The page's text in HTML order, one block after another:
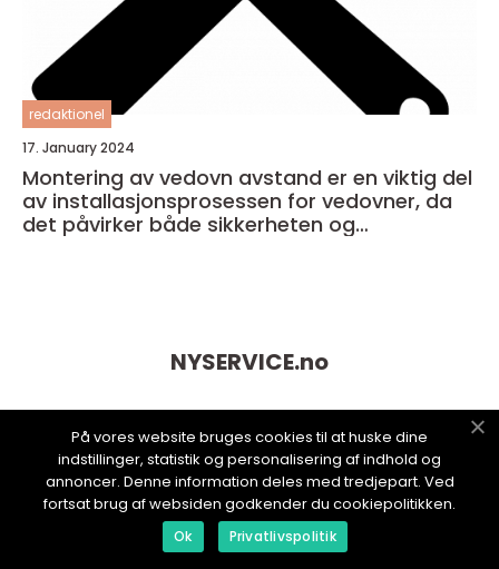
redaktionel
17. January 2024
Montering av vedovn avstand er en viktig del
av installasjonsprosessen for vedovner, da
det påvirker både sikkerheten og
NYSERVICE.no
På vores website bruges cookies til at huske dine
indstillinger, statistik og personalisering af indhold og
annoncer. Denne information deles med tredjepart. Ved
fortsat brug af websiden godkender du cookiepolitikken.
Ok Privatlivspolitik